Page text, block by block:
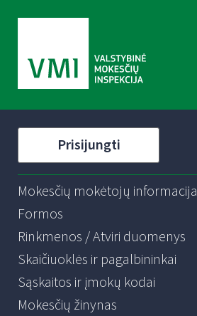
Prisijungti
Mokesčių mokėtojų informacija
Formos
Rinkmenos / Atviri duomenys
Skaičiuoklės ir pagalbininkai
Sąskaitos ir įmokų kodai
Mokesčių žinynas